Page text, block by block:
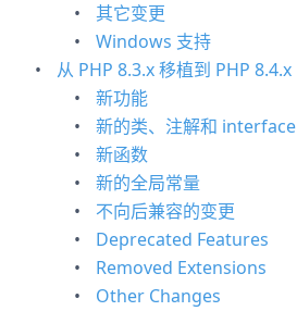
其它变更
Windows 支持
从 PHP 8.3.x 移植到 PHP 8.4.x
新功能
新的类、注解和 interface
新函数
新的全局常量
不向后兼容的变更
Deprecated Features
Removed Extensions
Other Changes